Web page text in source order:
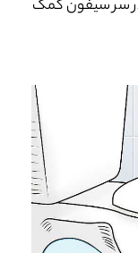
سر سیفون کمک